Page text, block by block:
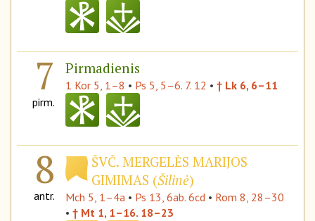
7
pirm.
Pirmadienis
1 Kor 5, 1–8 • Ps 5, 5–6. 7. 12 • † Lk 6, 6–11
8
antr.
ŠVČ. MERGELĖS MARIJOS
GIMIMAS (Šilinė)
Mch 5, 1–4a • Ps 13, 6ab. 6cd • Rom 8, 28–30
• † Mt 1, 1–16. 18–23